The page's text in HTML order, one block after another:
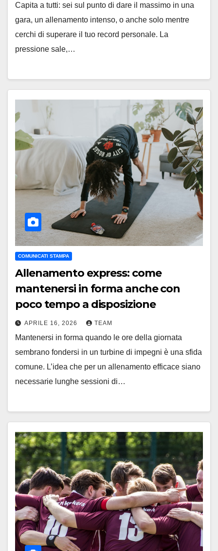
Capita a tutti: sei sul punto di dare il massimo in una
gara, un allenamento intenso, o anche solo mentre
cerchi di superare il tuo record personale. La
pressione sale,…
COMUNICATI STAMPA
Allenamento express: come
mantenersi in forma anche con
poco tempo a disposizione
APRILE 16, 2026 TEAM
Mantenersi in forma quando le ore della giornata
sembrano fondersi in un turbine di impegni è una sfida
comune. L’idea che per un allenamento efficace siano
necessarie lunghe sessioni di…